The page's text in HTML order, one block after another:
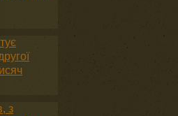
з